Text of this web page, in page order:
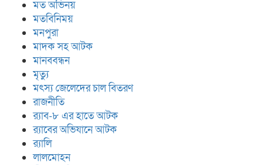
মত অভিনয়
মতবিনিময়
মনপুরা
মাদক সহ আটক
মানববন্ধন
মৃত্যু
মৎস্য জেলেদের চাল বিতরণ
রাজনীতি
র‍্যাব-৮ এর হাতে আটক
র‍্যাবের অভিযানে আটক
র‍্যালি
লালমোহন